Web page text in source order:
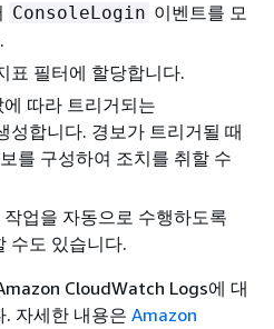
ConsoleLogin 이벤트를 모
표 필터에 할당합니다.
따라 트리거되는
성합니다. 경보가 트리거될 때
를 구성하여 조치를 취할 수
업을 자동으로 수행하도록
수도 있습니다.
CloudWatch Logs에 대
자세한 내용은 Amazon